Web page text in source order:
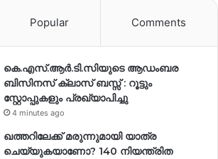
Popular Comments
കെ.എസ്.ആർ.ടി.സിയുടെ ആഡംബര
ബിസിനസ് ക്ലാസ് ബസ്സ് : റൂട്ടും
സ്റ്റോപ്പുകളും പ്രഖ്യാപിച്ചു
4 minutes ago
ഖത്തറിലേക്ക് മരുന്നുമായി യാത്ര
ചെയ്യുകയാണോ? 140 നിയന്ത്രിത